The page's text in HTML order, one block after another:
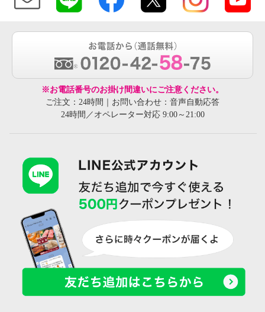
※お電話番号のお掛け間違いにご注意ください。
ご注文：24時間｜お問い合わせ：音声自動応答
24時間／オペレーター対応 9:00～21:00